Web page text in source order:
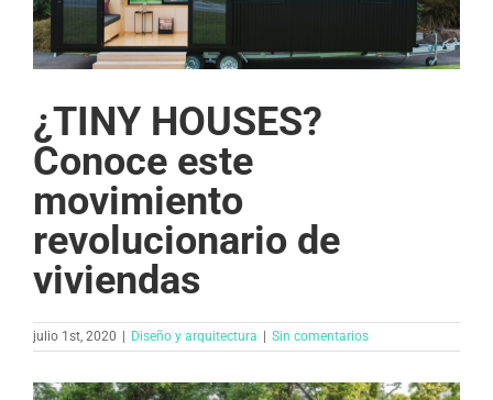
¿TINY HOUSES?
Conoce este
movimiento
revolucionario de
viviendas
julio 1st, 2020 | Diseño y arquitectura​ | Sin comentarios